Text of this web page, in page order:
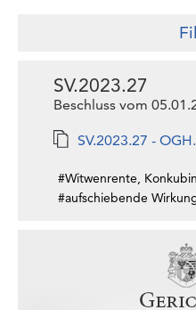
SV.2023.27
Beschluss vom
SV.2023.27 -
#Witwenrente,
#aufschiebende